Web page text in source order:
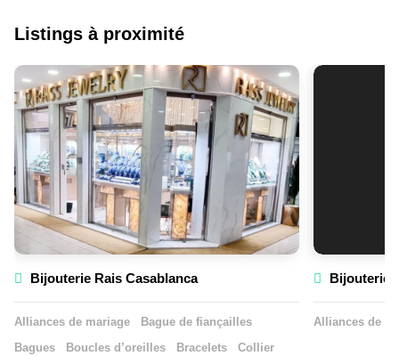
Listings à proximité
Bijouterie Rais Casablanca
Alliances de mariage
Bague de fiançailles
Bagues
Boucles d’oreilles Bracelets Collier
Bijouterie
Alliances de